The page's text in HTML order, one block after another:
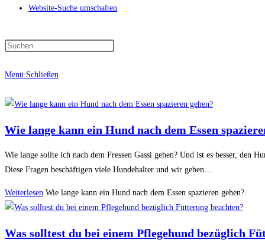
Website-Suche umschalten
Menü Schließen
Wie lange kann ein Hund nach dem Essen
Wie lange sollte ich nach dem Fressen Gassi gehen? Und ist es besser, den
Diese Fragen beschäftigen viele Hundehalter und wir geben…
Weiterlesen Wie lange kann ein Hund nach dem Essen spazieren gehen?
Was solltest du bei einem Pflegehund bezüglich